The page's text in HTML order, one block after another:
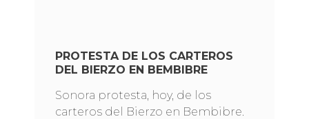
PROTESTA DE LOS CARTEROS
DEL BIERZO EN BEMBIBRE
Sonora protesta, hoy, de los
carteros del Bierzo en Bembibre.